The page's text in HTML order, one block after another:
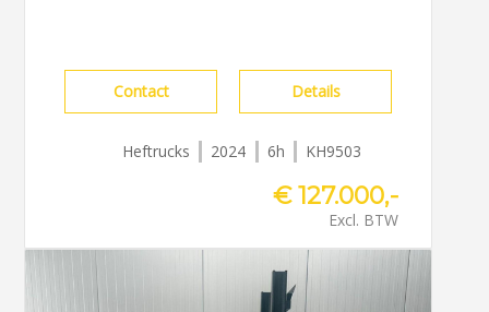
Contact Details
Heftrucks 2024 6h KH9503
€ 127.000,-
Excl. BTW